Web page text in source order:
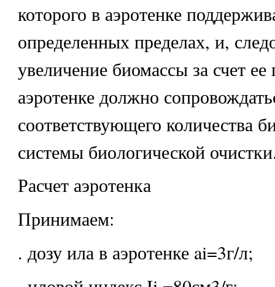
которого в аэротенке
определенных пределах, и,
увеличение биомассы за счет ее
аэротенке должно
соответствующего количества
системы биологической
Расчет аэротенка
Принимаем:
. дозу ила в аэротенке ai=3г/л;